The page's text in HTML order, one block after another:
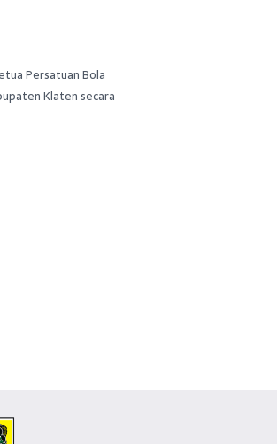
Persatuan Bola
Klaten secara